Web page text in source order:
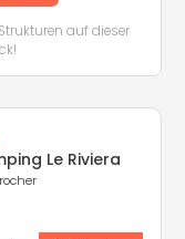
auf dieser
Le Riviera